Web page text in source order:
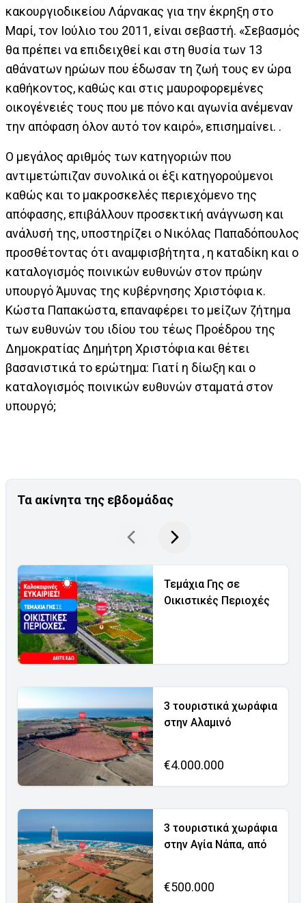
κακουργιοδικείου Λάρνακας για την έκρηξη στο
Μαρί, τον Ιούλιο του 2011, είναι σεβαστή. «Σεβασμός
θα πρέπει να επιδειχθεί και στη θυσία των 13
αθάνατων ηρώων που έδωσαν τη ζωή τους εν ώρα
καθήκοντος, καθώς και στις μαυροφορεμένες
οικογένειές τους που με πόνο και αγωνία ανέμεναν
την απόφαση όλον αυτό τον καιρό», επισημαίνει. .
Ο μεγάλος αριθμός των κατηγοριών που
αντιμετώπιζαν συνολικά οι έξι κατηγορούμενοι
καθώς και το μακροσκελές περιεχόμενο της
απόφασης, επιβάλλουν προσεκτική ανάγνωση και
ανάλυσή της, υποστηρίζει ο Νικόλας Παπαδόπουλος
προσθέτοντας ότι αναμφισβήτητα , η καταδίκη και ο
καταλογισμός ποινικών ευθυνών στον πρώην
υπουργό Άμυνας της κυβέρνησης Χριστόφια κ.
Κώστα Παπακώστα, επαναφέρει το μείζων ζήτημα
των ευθυνών του ιδίου του τέως Προέδρου της
Δημοκρατίας Δημήτρη Χριστόφια και θέτει
βασανιστικά το ερώτημα: Γιατί η δίωξη και ο
καταλογισμός ποινικών ευθυνών σταματά στον
υπουργό;
Τα ακίνητα της εβδομάδας
Τεμάχια Γης σε
Οικιστικές Περιοχές
3 τουριστικά χωράφια
στην Αλαμινό
€4.000.000
3 τουριστικά χωράφια
στην Αγία Νάπα, από
€500.000